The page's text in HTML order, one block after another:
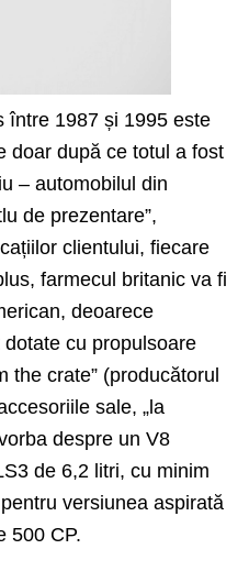
între 1987 și 1995 este
doar după ce totul a fost
– automobilul din
de prezentare”,
clientului, fiecare
farmecul britanic va fi
deoarece
cu propulsoare
the crate” (producătorul
sale, „la
despre un V8
de 6,2 litri, cu minim
versiunea aspirată
500 CP.